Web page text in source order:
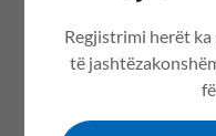
Regjistrimi herët
të